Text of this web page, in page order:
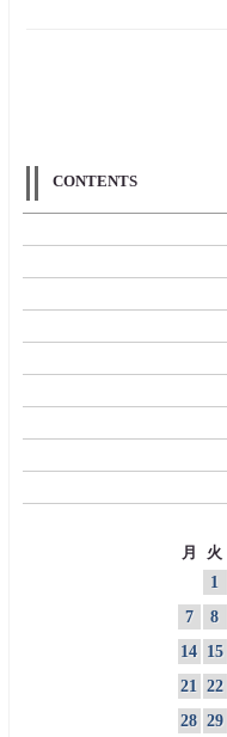
CONTENTS
月
火
1
7
8
14 15
21
22
28 29